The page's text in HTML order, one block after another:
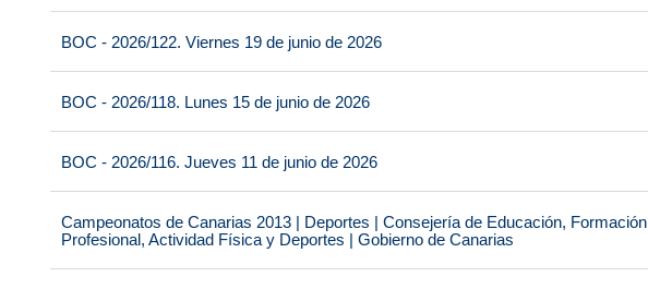
BOC - 2026/122. Viernes 19 de junio de 2026
BOC - 2026/118. Lunes 15 de junio de 2026
BOC - 2026/116. Jueves 11 de junio de 2026
Campeonatos de Canarias 2013 | Deportes | Consejería de Educación, Formación
Profesional, Actividad Física y Deportes | Gobierno de Canarias